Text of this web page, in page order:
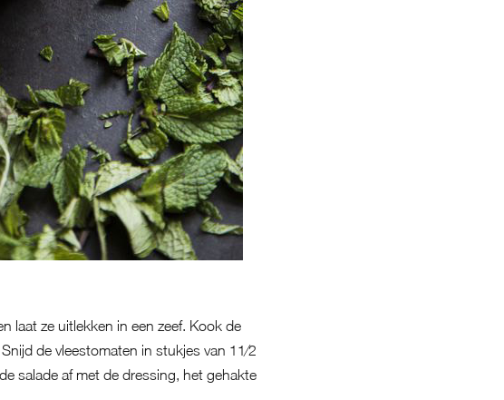
laat ze uitlekken in een zeef. Kook de
de vleestomaten in stukjes van 11⁄2
salade af met de dressing, het gehakte